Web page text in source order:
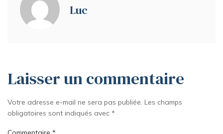
Luc
Laisser un commentaire
Votre adresse e-mail ne sera pas publiée. Les champs
obligatoires sont indiqués avec *